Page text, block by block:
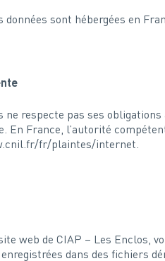
sont hébergées en
ne respecte pas ses
En France, l’autorité
fr/plaintes/internet.
web de CIAP – Les Enclos,
dans des fichiers